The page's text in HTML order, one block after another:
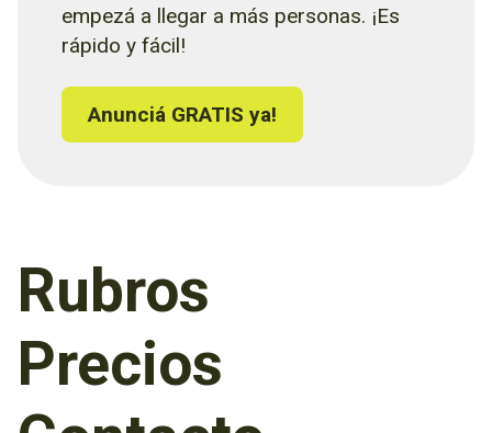
empezá a llegar a más personas. ¡Es
rápido y fácil!
Anunciá GRATIS ya!
Rubros
Precios